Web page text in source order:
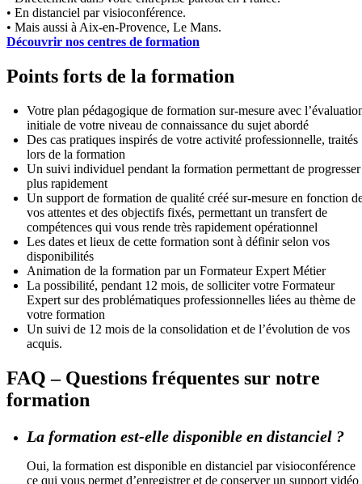
• En distanciel par visioconférence.
• Mais aussi à Aix-en-Provence, Le Mans.
Découvrir nos centres de formation
Points forts de la formation
Votre plan pédagogique de formation sur-mesure avec
initiale de votre niveau de connaissance du sujet abordé
Des cas pratiques inspirés de votre activité professionnelle, traités
lors de la formation
Un suivi individuel pendant la formation permettant de progresser
plus rapidement
Un support de formation de qualité créé sur-mesure en fonction
vos attentes et des objectifs fixés, permettant un transfert de
compétences qui vous rende très rapidement opérationnel
Les dates et lieux de cette formation sont à définir selon vos
disponibilités
Animation de la formation par un Formateur Expert Métier
La possibilité, pendant 12 mois, de solliciter votre Formateur
Expert sur des problématiques professionnelles liées au thème de
votre formation
Un suivi de 12 mois de la consolidation et de l’évolution de vos
acquis.
FAQ – Questions fréquentes sur notre
formation
La formation est-elle disponible en distanciel ?
Oui, la formation est disponible en distanciel par visioconférence
ce qui vous permet d’enregistrer et de conserver un support vidéo